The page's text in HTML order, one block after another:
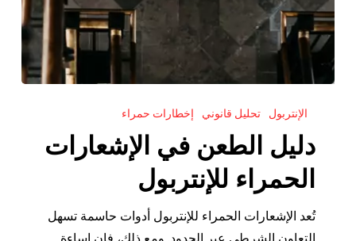
الطعن
الإشعارات
الحمراء
الإنتربول تحليل قانوني إخطارات حمراء
دليل الطعن في الإشعارات
الحمراء للإنتربول
تُعد الإشعارات الحمراء للإنتربول أدوات حاسمة تسهل